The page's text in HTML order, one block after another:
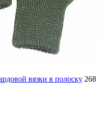
вязки в полоску 268